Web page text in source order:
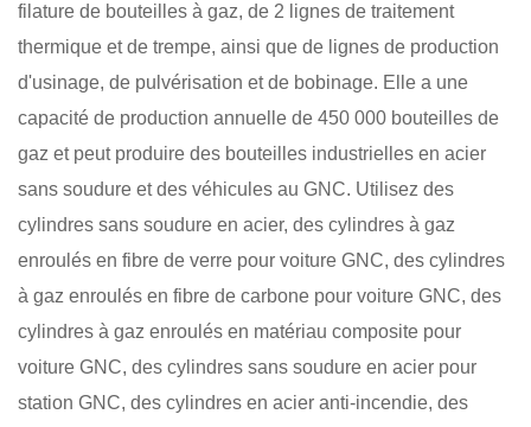
filature de bouteilles à gaz, de 2 lignes de traitement
thermique et de trempe, ainsi que de lignes de production
d'usinage, de pulvérisation et de bobinage. Elle a une
capacité de production annuelle de 450 000 bouteilles de
gaz et peut produire des bouteilles industrielles en acier
sans soudure et des véhicules au GNC. Utilisez des
cylindres sans soudure en acier, des cylindres à gaz
enroulés en fibre de verre pour voiture GNC, des cylindres
à gaz enroulés en fibre de carbone pour voiture GNC, des
cylindres à gaz enroulés en matériau composite pour
voiture GNC, des cylindres sans soudure en acier pour
station GNC, des cylindres en acier anti-incendie, des